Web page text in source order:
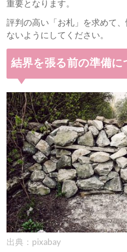
重要となります。
評判の高い「お札」を求めて
ないようにしてください。
結界を張る前の準備
出典：pixabay